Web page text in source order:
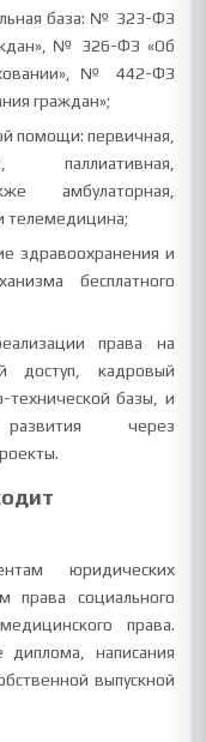
база: № 323-ФЗ
№ 326-ФЗ «Об
№ 442-ФЗ
граждан»;
помощи: первичная,
паллиативная,
амбулаторная,
телемедицина;
здравоохранения и
бесплатного
права на
доступ, кадровый
технической базы, и
через
юридических
права социального
права.
написания
выпускной